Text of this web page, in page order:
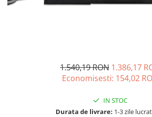
1.540,19 RON 1.386,17
Economisesti: 154,02
IN STOC
Durata de livrare: 1-3 zile